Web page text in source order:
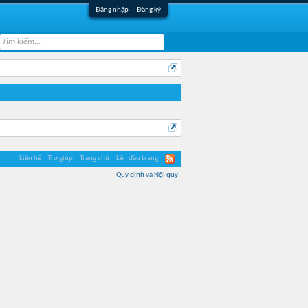
Đăng nhập Đăng ký
Liên hệ Trợ giúp Trang chủ Lên đầu trang
Quy định và Nội quy